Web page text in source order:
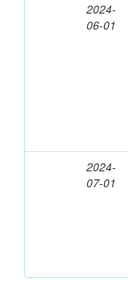
2024-
06-01
2024-
07-01